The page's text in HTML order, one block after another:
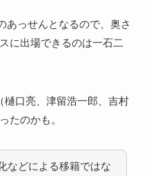
あっせんとなるので、奥さ
に出場できるのは一石二
樋口亮、津留浩一郎、吉村
たのかも。
などによる移籍ではな